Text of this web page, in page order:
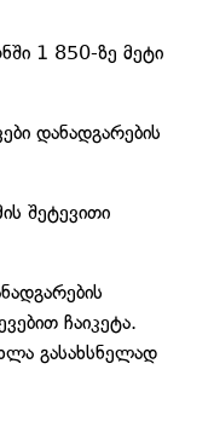
1 850-ზე მეტი
დანადგარების
შეტევითი
ჩაიკეტა.
გასახსნელად